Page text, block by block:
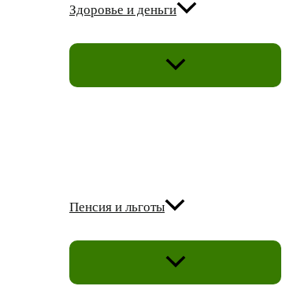
Здоровье и деньги
ПЕРЕКЛЮЧАТЕЛЬ
Пенсия и льготы
ПЕРЕКЛЮЧАТЕЛЬ